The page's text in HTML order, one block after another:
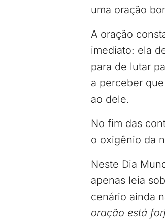
uma oração
A oração
imediato: ela
para de lutar
a perceber
ao dele.
No fim das
o oxigênio da
Neste Dia
apenas leia
cenário ainda
oração está